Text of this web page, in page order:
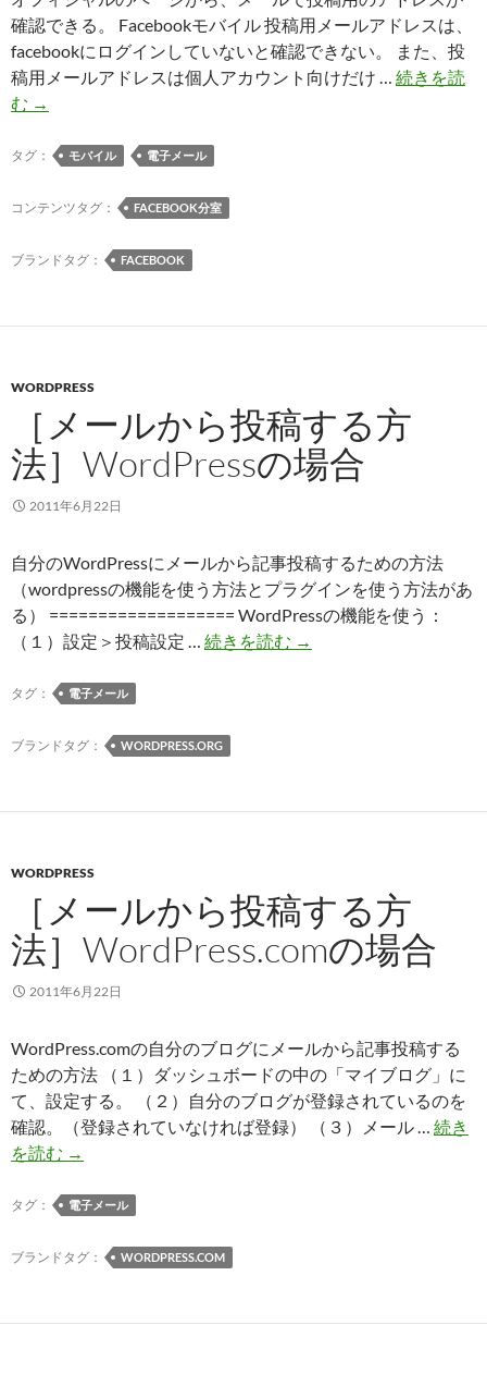
確認できる。 Facebookモバイル 投稿用メールアドレスは、
facebookにログインしていないと確認できない。 また、投
稿用メールアドレスは個人アカウント向けだけ … 続きを読
む ［メ
ル
ら
稿
Facebook
の
場
合
→
タグ： モバイル 電子メール
コンテンツタグ： FACEBOOK分室
ブランドタグ： FACEBOOK
WORDPRESS
［メールから投稿する方
法］WordPressの場合
2011年6月22日
自分のWordPressにメールから記事投稿するための方法
（wordpressの機能を使う方法とプラグインを使う方法があ
る） =================== WordPressの機能を使う：
（１）設定＞投稿設定 … 続きを読む ［メ
法］
WordPress
の
→
タグ： 電子メール
ブランドタグ： WORDPRESS.ORG
WORDPRESS
［メールから投稿する方
法］WordPress.comの場合
2011年6月22日
WordPress.comの自分のブログにメールから記事投稿する
ための方法 （１）ダッシュボードの中の「マイブログ」に
て、設定する。 （２）自分のブログが登録されているのを
確認。（登録されていなければ登録） （３）メール … 続き
を読む ［メ
ル
ら
→
タグ： 電子メール
ブランドタグ： WORDPRESS.COM